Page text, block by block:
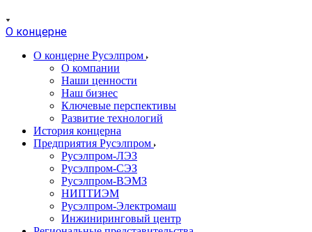
О концерне
О концерне Русэлпром
О компании
Наши ценности
Наш бизнес
Ключевые перспективы
Развитие технологий
История концерна
Предприятия Русэлпром
Русэлпром-ЛЭЗ
Русэлпром-СЭЗ
Русэлпром-ВЭМЗ
НИПТИЭМ
Русэлпром-Электромаш
Инжиниринговый центр